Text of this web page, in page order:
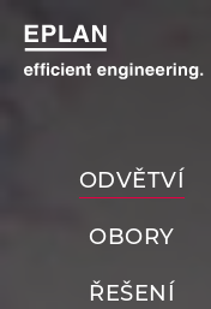
ODVĚTVÍ
OBORY
ŘEŠENÍ